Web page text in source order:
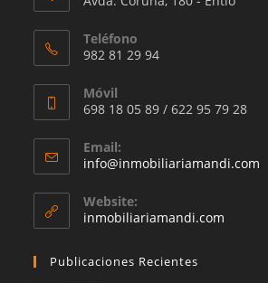
Teléfono
982 81 29 94
Móvil
698 18 05 89 / 622 95 79 28
Email:
info@inmobiliariamandi.com
Website:
inmobiliariamandi.com
Publicaciones Recientes